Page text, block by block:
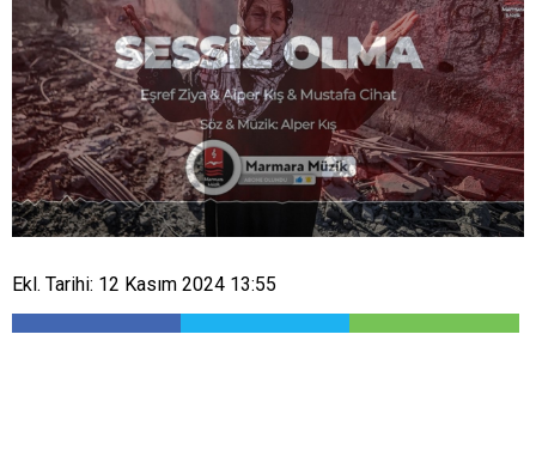
Ekl. Tarihi: 12 Kasım 2024 13:55